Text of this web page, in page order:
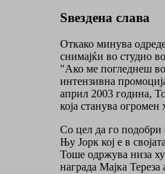
Ѕвездена слава
Откако минува
снимајќи во студио
"Ако ме погледнеш
интензивна
април 2003 година,
која станува
Со цел да го подобри
Њу Јорк кој е в
Тоше одржува низа
награда Мајка